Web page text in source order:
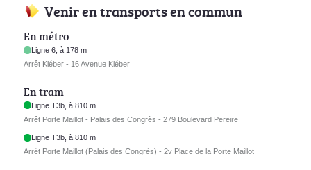
Venir en transports en commun
En métro
Ligne 6, à 178 m
Arrêt Kléber - 16 Avenue Kléber
En tram
Ligne T3b, à 810 m
Arrêt Porte Maillot - Palais des Congrès - 279 Boulevard Pereire
Ligne T3b, à 810 m
Arrêt Porte Maillot (Palais des Congrès) - 2v Place de la Porte Maillot